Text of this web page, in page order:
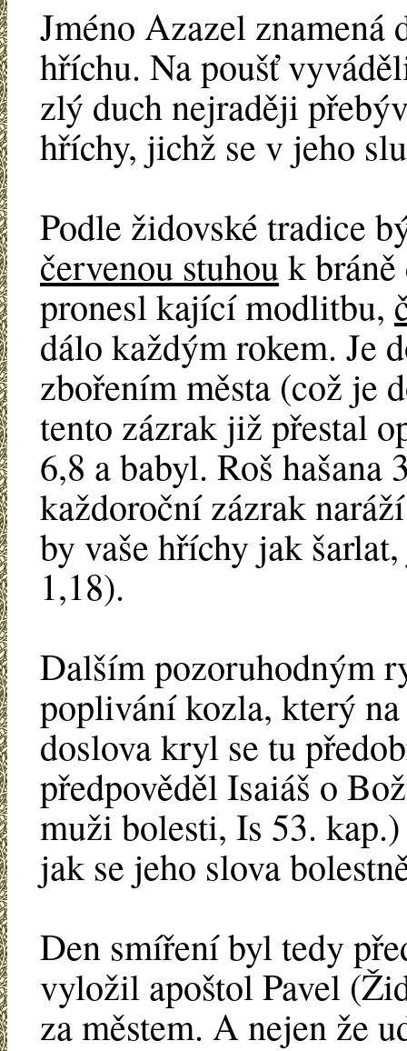
Jméno Azazel znamená
hříchu. Na poušť
zlý duch nejraději
hříchy, jichž se v jeho
Podle židovské tradice
červenou stuhouk
pronesl kající modlitbu,
dálo každým rokem. Je
zbořením města (což je
tento zázrak již přestal
6,8 a babyl. Roš hašana
každoroční zázrak
by vaše hříchy jak
1,18).
Dalším pozoruhodným
poplivání kozla, který
doslova kryl se tu
předpověděl Isaiáš o
muži bolesti, Is 53.
jak se jeho slova
Den smíření byl tedy
vyložil apoštol Pavel
za městem. A nejen že